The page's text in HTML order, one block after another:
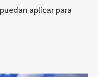
aplicar para